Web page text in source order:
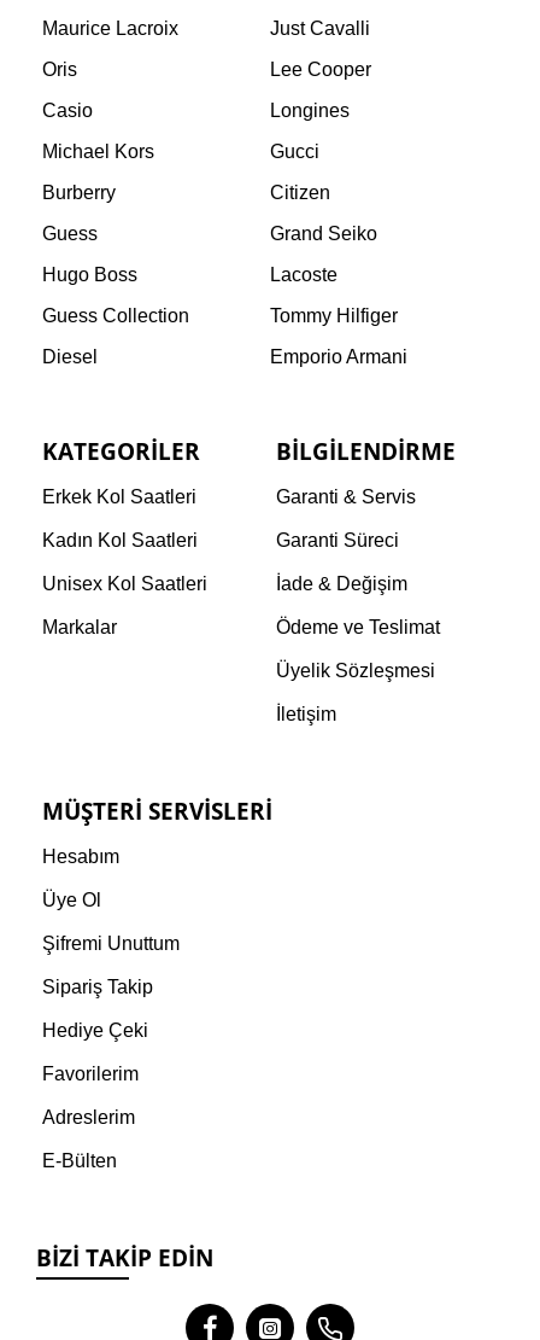
Maurice Lacroix
Just Cavalli
Oris
Lee Cooper
Casio
Longines
Michael Kors
Gucci
Burberry
Citizen
Guess
Grand Seiko
Hugo Boss
Lacoste
Guess Collection
Tommy Hilfiger
Diesel
Emporio Armani
KATEGORILER
Erkek Kol Saatleri
Kadın Kol Saatleri
Unisex Kol Saatleri
Markalar
BILGILENDIRME
Garanti & Servis
Garanti Süreci
İade & Değişim
Ödeme ve Teslimat
Üyelik Sözleşmesi
İletişim
MÜŞTERI SERVISLERI
Hesabım
Üye Ol
Şifremi Unuttum
Sipariş Takip
Hediye Çeki
Favorilerim
Adreslerim
E-Bülten
BIZI TAKIP EDIN